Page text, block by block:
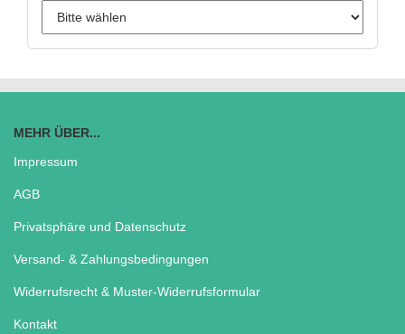
MEHR ÜBER...
Impressum
AGB
Privatsphäre und Datenschutz
Versand- & Zahlungsbedingungen
Widerrufsrecht & Muster-Widerrufsformular
Kontakt